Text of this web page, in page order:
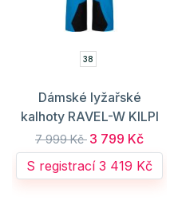
38
Dámské lyžařské
kalhoty RAVEL-W KILPI
7 999 Kč 3 799 Kč
S registrací 3 419 Kč